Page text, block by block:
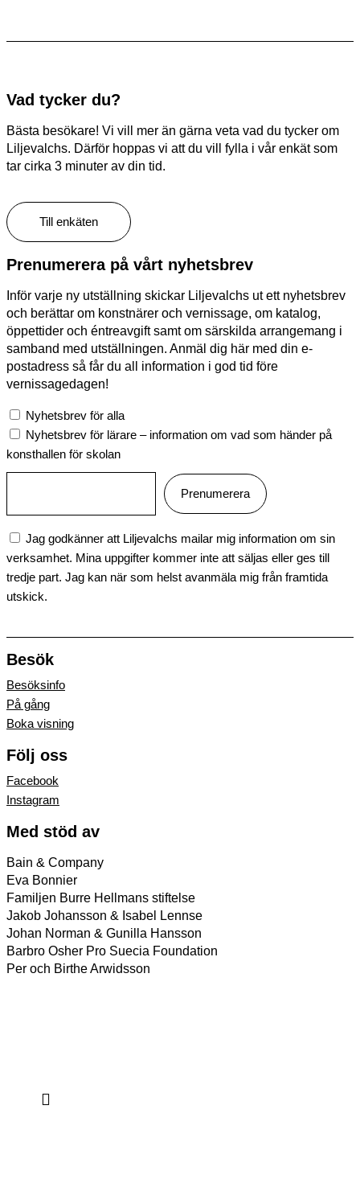
Vad tycker du?
Bästa besökare! Vi vill mer än gärna veta vad du tycker om
Liljevalchs. Därför hoppas vi att du vill fylla i vår enkät som
tar cirka 3 minuter av din tid.
Till enkäten
Prenumerera på vårt nyhetsbrev
Inför varje ny utställning skickar Liljevalchs ut ett nyhetsbrev
och berättar om konstnärer och vernissage, om katalog,
öppettider och éntreavgift samt om särskilda arrangemang i
samband med utställningen. Anmäl dig här med din e-
postadress så får du all information i god tid före
vernissagedagen!
Nyhetsbrev för alla
Nyhetsbrev för lärare – information om vad som händer på
konsthallen för skolan
Jag godkänner att Liljevalchs mailar mig information om sin
verksamhet. Mina uppgifter kommer inte att säljas eller ges till
tredje part. Jag kan när som helst avanmäla mig från framtida
utskick.
Besök
Besöksinfo
På gång
Boka visning
Följ oss
Facebook
Instagram
Med stöd av
Bain & Company
Eva Bonnier
Familjen Burre Hellmans stiftelse
Jakob Johansson & Isabel Lennse
Johan Norman & Gunilla Hansson
Barbro Osher Pro Suecia Foundation
Per och Birthe Arwidsson